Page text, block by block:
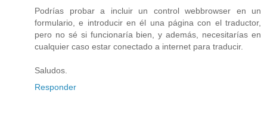
Podrías probar a incluir un control webbrowser en un
formulario, e introducir en él una página con el traductor,
pero no sé si funcionaría bien, y además, necesitarías en
cualquier caso estar conectado a internet para traducir.
Saludos.
Responder